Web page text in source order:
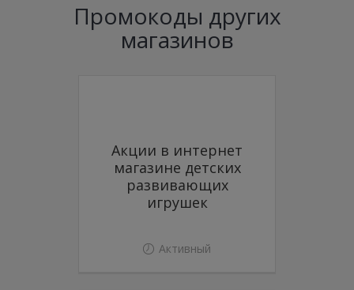
Промокоды других
магазинов
Акции в интернет
магазине детских
развивающих
игрушек
Активный